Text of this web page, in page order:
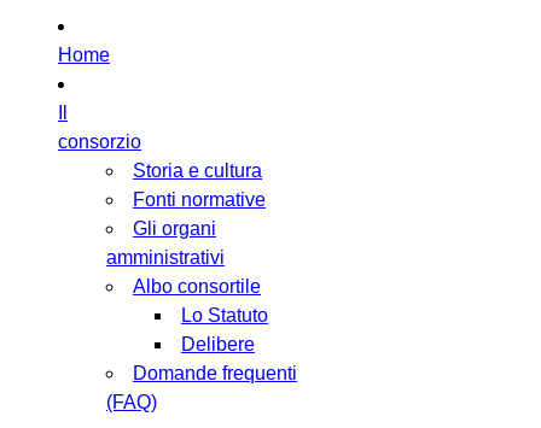
Home
consorzio
Storia e cultura
Fonti normative
Gli organi
amministrativi
Albo consortile
Lo Statuto
Delibere
Domande frequenti
(FAQ)